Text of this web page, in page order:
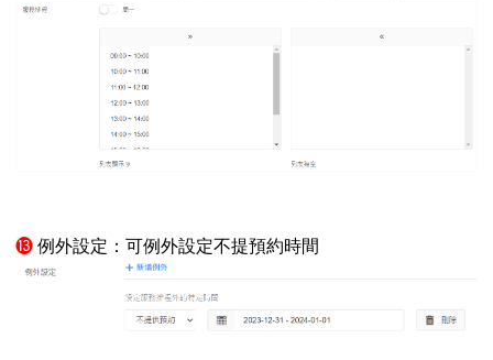
⓭ 例外設定：可例外設定不提預約時間